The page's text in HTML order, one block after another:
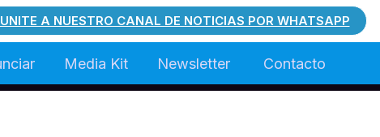
UNITE A NUESTRO CANAL DE NOTICIAS POR WHATSAPP
Media Kit Newsletter Contacto